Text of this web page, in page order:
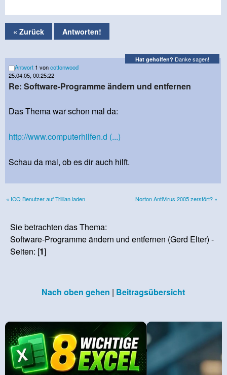
« Zurück Antworten!
Hat geholfen? Danke sagen!
Antwort 1 voncottonwood
25.04.05, 00:25:22
Re: Software-Programme ändern und entfernen
Das Thema war schon mal da:
http://www.computerhilfen.d (...)
Schau da mal, ob es dir auch hilft.
« ICQ Benutzer auf Trillian laden Norton AntiVirus 2005 zerstört? »
Sie betrachten das Thema:
Software-Programme ändern und entfernen (Gerd Elter) -
Seiten: [1]
Nach oben gehen | Beitragsübersicht